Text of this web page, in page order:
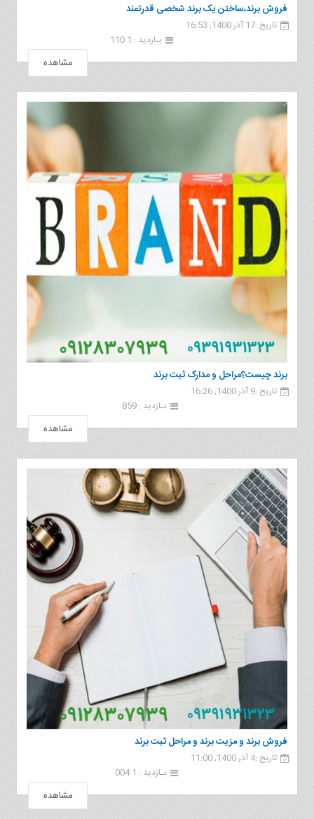
فروش برند،ساختن یک برند شخصی قدرتمند
تاریخ :17 آذر 1400, 16:53
بـازدید : 1 110
مشاهده
برند چیست؟مراحل و مدارک ثبت برند
تاریخ :9 آذر 1400, 16:26
بـازدید : 859
مشاهده
فروش برند و مزیت برند و مراحل ثبت برند
تاریخ :4 آذر 1400, 11:00
بـازدید : 1 004
مشاهده